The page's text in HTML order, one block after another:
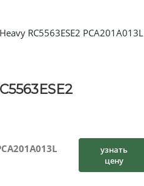
RC5563ESE2 PCA201A013L
узнать
цену